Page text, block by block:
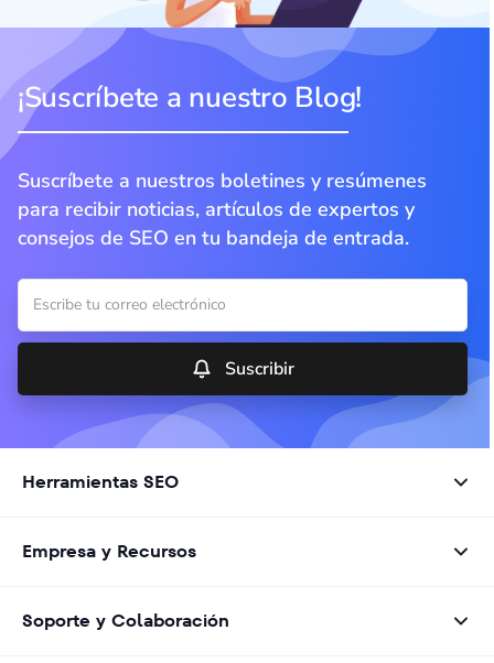
¡Suscríbete a nuestro Blog!
Suscríbete a nuestros boletines y resúmenes
para recibir noticias, artículos de expertos y
consejos de SEO en tu bandeja de entrada.
Suscribir
Herramientas SEO
Empresa y Recursos
Soporte y Colaboración